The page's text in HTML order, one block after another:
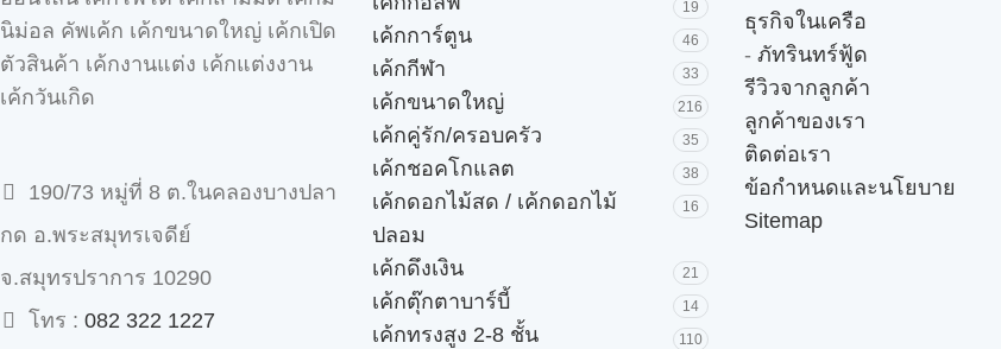
นิม่อล คัพเค้ก เค้กขนาดใหญ่ เค้กเปิด
ตัวสินค้า เค้กงานแต่ง เค้กแต่งงาน
เค้กวันเกิด
190/73 หมู่ที่ 8 ต.ในคลองบางปลา
กด อ.พระสมุทรเจดีย์
จ.สมุทรปราการ 10290
โทร : 082 322 1227
19
เค้กการ์ตูน 46
เค้กกีฬา 33
เค้กขนาดใหญ่ 216
เค้กคู่รัก/ครอบครัว 35
เค้กชอคโกแลต 38
เค้กดอกไม้สด / เค้กดอกไม้
ปลอม
16
เค้กดึงเงิน 21
เค้กตุ๊กตาบาร์บี้ 14
เค้กทรงสูง 2-8 ชั้น 110
ธุรกิจในเครือ
- ภัทรินทร์ฟู้ด
รีวิวจากลูกค้า
ลูกค้าของเรา
ติดต่อเรา
ข้อกำหนดและนโยบาย
Sitemap